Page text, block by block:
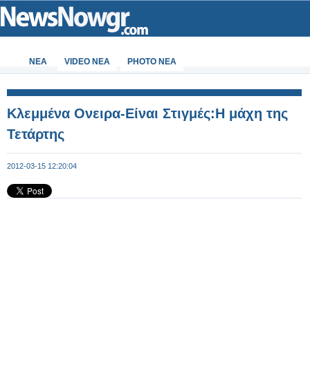
ΝΕΑ VIDEO NEA PHOTO NEA
Κλεμμένα Ονειρα-Είναι Στιγμές:Η μάχη της
Τετάρτης
2012-03-15 12:20:04